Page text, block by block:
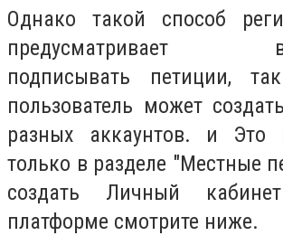
Однако такой способ
предусматривает
подписывать петиции,
пользователь может
разных аккаунтов. и Это
только в разделе "Местные
создать Личный
платформе смотрите ниже.